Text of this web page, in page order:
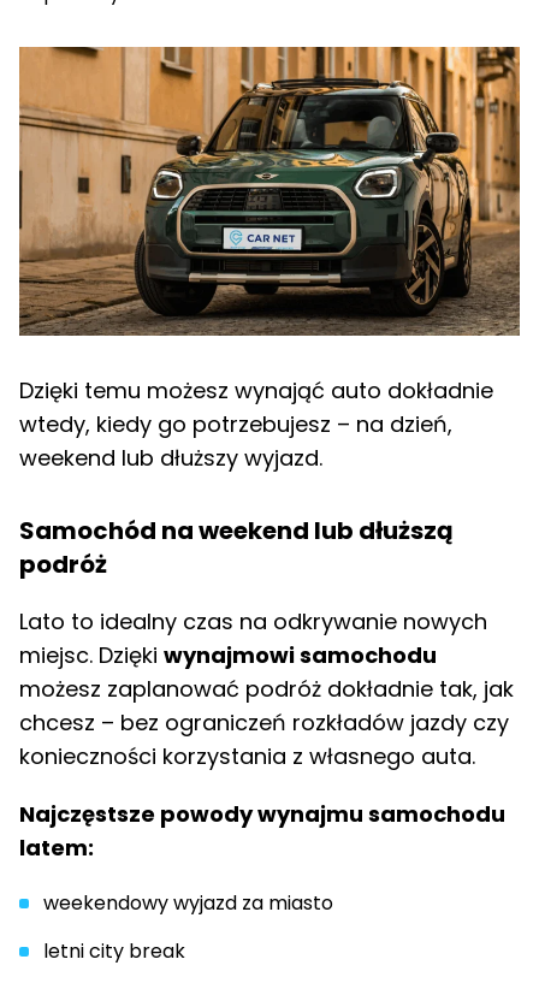
Dzięki temu możesz wynająć auto dokładnie
wtedy, kiedy go potrzebujesz – na dzień,
weekend lub dłuższy wyjazd.
Samochód na weekend lub dłuższą
podróż
Lato to idealny czas na odkrywanie nowych
miejsc. Dzięki wynajmowi samochodu
możesz zaplanować podróż dokładnie tak, jak
chcesz – bez ograniczeń rozkładów jazdy czy
konieczności korzystania z własnego auta.
Najczęstsze powody wynajmu samochodu
latem:
weekendowy wyjazd za miasto
letni city break